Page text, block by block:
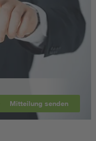
Mitteilung senden